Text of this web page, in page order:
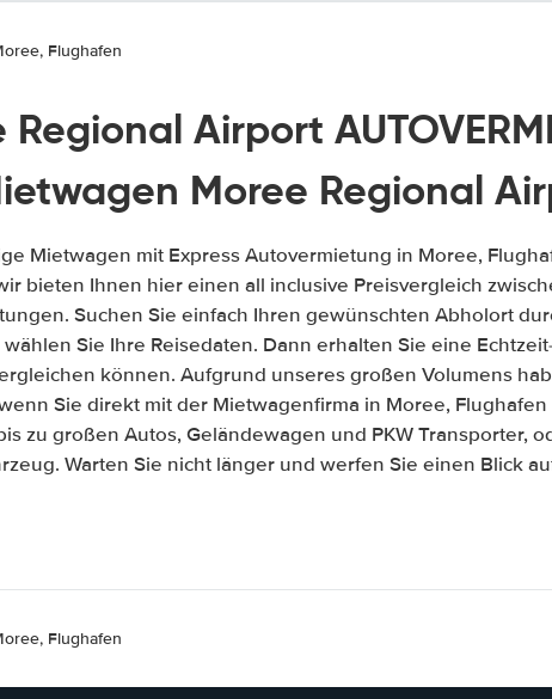
Flughafen
Regional Airport
Moree Regional
Mietwagen mit Express Autovermietung in Moree,
bieten Ihnen hier einen all inclusive Preisvergleich
Suchen Sie einfach Ihren gewünschten Abholort
Sie Ihre Reisedaten. Dann erhalten Sie eine
können. Aufgrund unseres großen Volumens
Sie direkt mit der Mietwagenfirma in Moree,
zu großen Autos, Geländewagen und PKW Transporter,
Warten Sie nicht länger und werfen Sie einen Blick
Flughafen